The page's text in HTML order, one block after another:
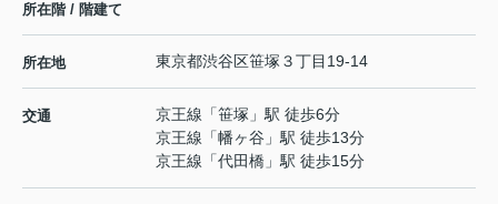
所在階 / 階建て
所在地 東京都渋谷区笹塚 ３丁目19-14
交通 京王線 「笹塚 」駅 徒歩6分
京王線 「幡ヶ谷 」駅 徒歩13分
京王線 「代田橋 」駅 徒歩15分